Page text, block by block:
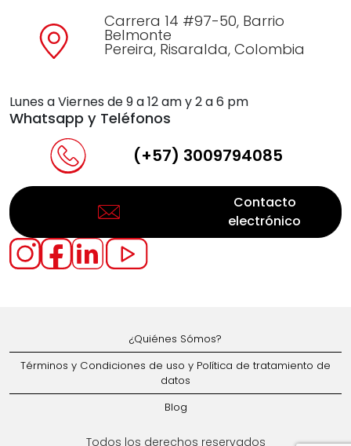
Carrera 14 #97-50, Barrio
Belmonte
Pereira, Risaralda, Colombia
Lunes a Viernes de 9 a 12 am y 2 a 6 pm
Whatsapp y Teléfonos
(+57) 3009794085
Contacto
electrónico
¿Quiénes Sómos?
Términos y Condiciones de uso y Política de tratamiento de
datos
Blog
Todos los derechos reservados